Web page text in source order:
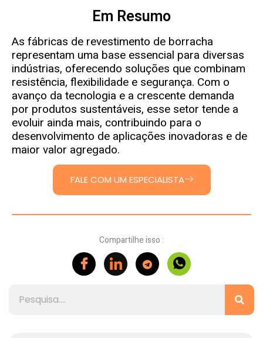
Em Resumo
As fábricas de revestimento de borracha
representam uma base essencial para diversas
indústrias, oferecendo soluções que combinam
resistência, flexibilidade e segurança. Com o
avanço da tecnologia e a crescente demanda
por produtos sustentáveis, esse setor tende a
evoluir ainda mais, contribuindo para o
desenvolvimento de aplicações inovadoras e de
maior valor agregado.
FALE COM UM ESPECIALISTA
Compartilhe isso :